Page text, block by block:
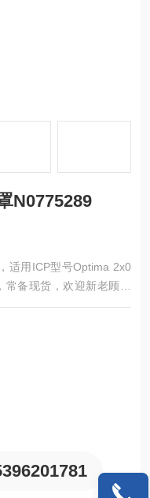
N0775289
适用ICP型号Optima 2x0
备现货，欢迎新老顾客